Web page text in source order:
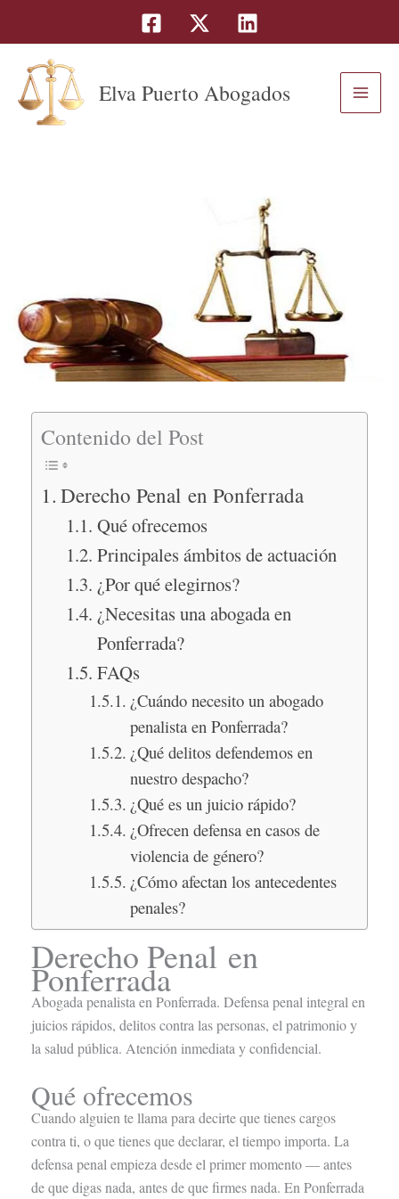
contenido
Elva Puerto Abogados
Contenido del Post
Derecho Penal en Ponferrada
Qué ofrecemos
Principales ámbitos de actuación
¿Por qué elegirnos?
¿Necesitas una abogada en
Ponferrada?
FAQs
¿Cuándo necesito un abogado
penalista en Ponferrada?
¿Qué delitos defendemos en
nuestro despacho?
¿Qué es un juicio rápido?
¿Ofrecen defensa en casos de
violencia de género?
¿Cómo afectan los antecedentes
penales?
Derecho Penal en
Ponferrada
Abogada penalista en Ponferrada. Defensa penal integral en
juicios rápidos, delitos contra las personas, el patrimonio y
la salud pública. Atención inmediata y confidencial.
Qué ofrecemos
Cuando alguien te llama para decirte que tienes cargos
contra ti, o que tienes que declarar, el tiempo importa. La
defensa penal empieza desde el primer momento — antes
de que digas nada, antes de que firmes nada. En Ponferrada